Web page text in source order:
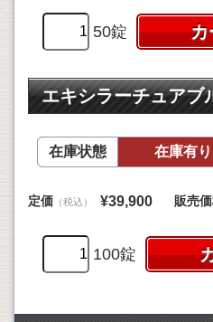
50錠
エキシラーチュアブ
在庫状態 在庫有り
定価 （税込） ¥39,900 販売
100錠